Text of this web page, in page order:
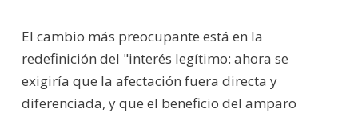
El cambio más preocupante está en la
redefinición del "interés legítimo: ahora se
exigiría que la afectación fuera directa y
diferenciada, y que el beneficio del amparo